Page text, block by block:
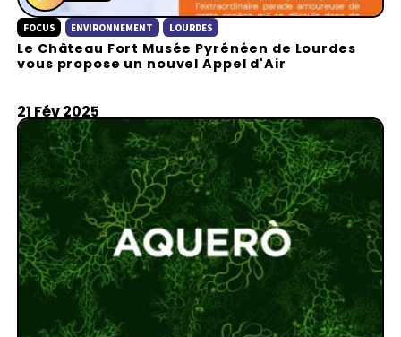
P
l
a
FOCUS ENVIRONNEMENT LOURDES
Le Château Fort Musée Pyrénéen de Lourdes
vous propose un nouvel Appel d'Air
21 Fév 2025